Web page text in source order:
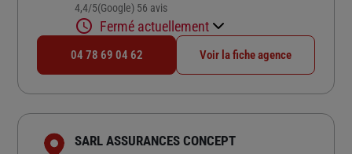
4,4/5Note de 4.4 sur 5
(Google) 56 avis
Fermé actuellement
04 78 69 04 62 Voir la fiche agence
SARL ASSURANCES CONCEPT